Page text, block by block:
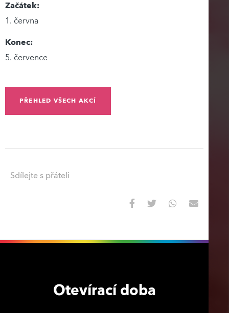
Začátek:
1. června
Konec:
5. července
PŘEHLED VŠECH AKCÍ
Sdílejte s přáteli
Otevírací doba